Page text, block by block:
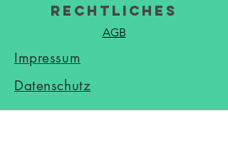
Rechtliches
AGB
Impressum
Datenschutz